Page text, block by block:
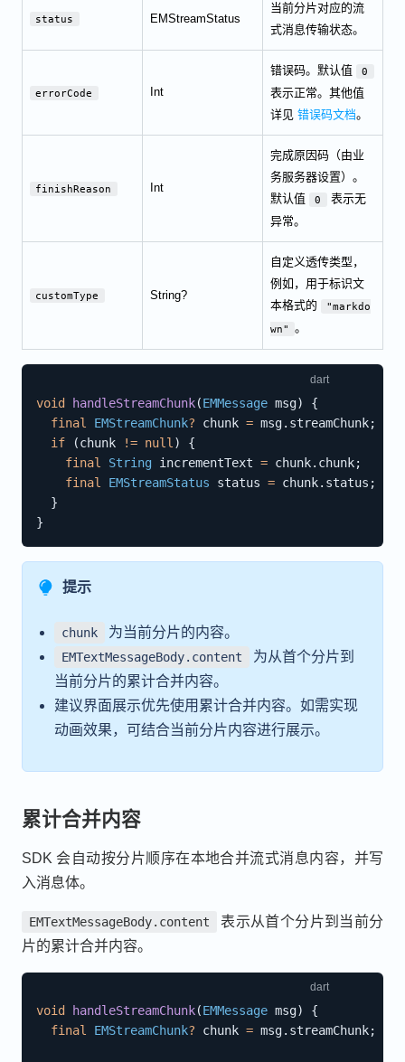
status EMStreamStatus
当前分片对应的流
式消息传输状态。
errorCode Int
错误码。默认值 0
表示正常。其他值
详见 错误码文档。
finishReason Int
完成原因码（由业
务服务器设置）。
默认值
0
表示无
异常。
customType String?
自定义透传类型，
例如，用于标识文
本格式的
"markdo
wn"
。
void handleStreamChunk(EMMessage msg)
{
final
EMStreamChunk? chunk = msg. streamChunk;
if
(chunk != null )
{
final
String incrementText = chunk. chunk;
final
EMStreamStatus status = chunk. status ;
}
}
提示
chunk 为当前分片的内容。
EMTextMessageBody.content
为从首个分片到
当前分片的累计合并内容。
建议界面展示优先使用累计合并内容。如需实现
动画效果，可结合当前分片内容进行展示。
累计合并内容
SDK 会自动按分片顺序在本地合并流式消息内容，并写
入消息体。
EMTextMessageBody.content
表示从首个分片到当前分
片的累计合并内容。
void handleStreamChunk(EMMessage msg)
{
final
EMStreamChunk? chunk = msg. streamChunk;